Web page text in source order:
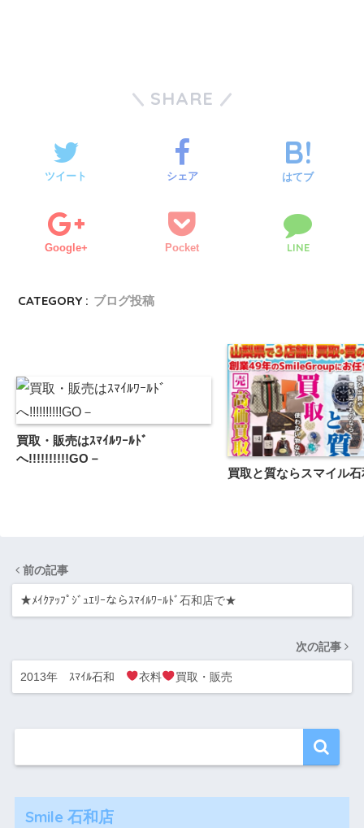
SHARE
ツイート シェア はてブ
Google+ Pocket LINE
CATEGORY : ブログ投稿
買取・販売はｽﾏｲﾙﾜｰﾙﾄﾞ
へ!!!!!!!!!!GO－
買取と質ならスマイル
前の記事
★ﾒｲｸｱｯﾌﾟｼﾞｭｴﾘｰならｽﾏｲﾙﾜｰﾙﾄﾞ石和店で★
次の記事
2013年 ｽﾏｲﾙ石和 衣料 買取・販売
Smile 石和店